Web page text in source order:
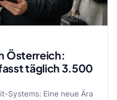
Österreich:
täglich 3.500
Systems: Eine neue Ära